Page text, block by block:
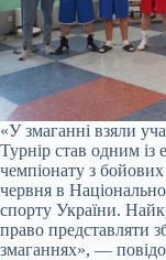
«У змаганні взяли
Турнір став одним із
чемпіонату з
червня в
спорту України.
право представляти
змаганнях», —